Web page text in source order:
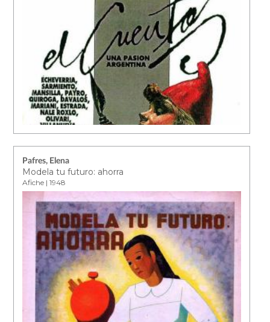
Pafres, Elena
Modela tu futuro: ahorra
Afiche | 1948